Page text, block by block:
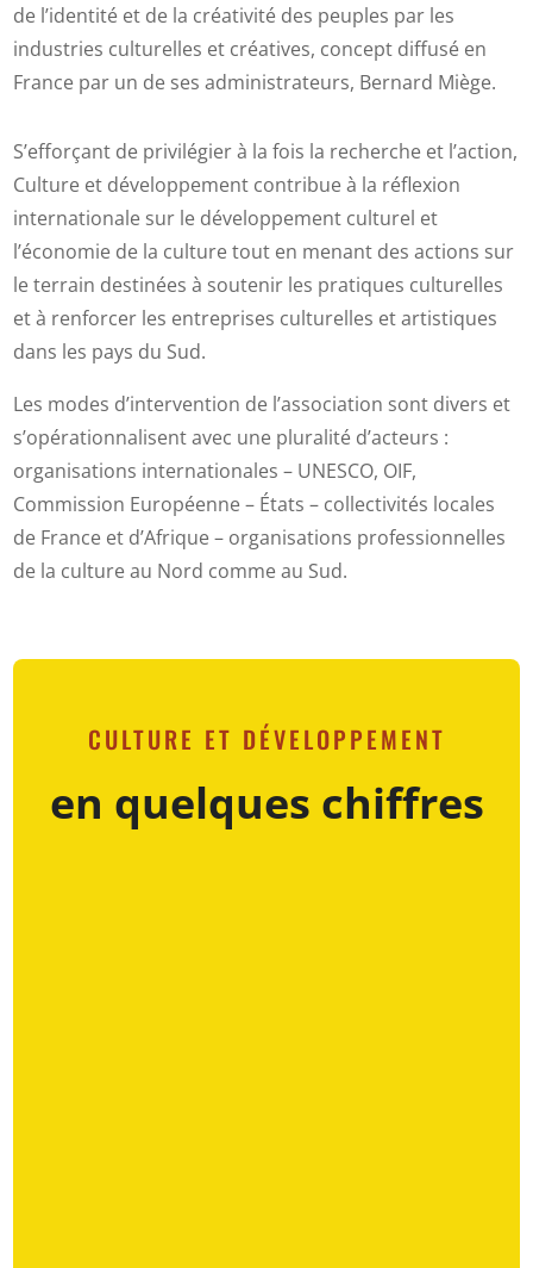
de l’identité et de la créativité des peuples par les
industries culturelles et créatives, concept diffusé en
France par un de ses administrateurs, Bernard Miège.
S’efforçant de privilégier à la fois la recherche et l’action,
Culture et développement contribue à la réflexion
internationale sur le développement culturel et
l’économie de la culture tout en menant des actions sur
le terrain destinées à soutenir les pratiques culturelles
et à renforcer les entreprises culturelles et artistiques
dans les pays du Sud.
Les modes d’intervention de l’association sont divers et
s’opérationnalisent avec une pluralité d’acteurs :
organisations internationales – UNESCO, OIF,
Commission Européenne – États – collectivités locales
de France et d’Afrique – organisations professionnelles
de la culture au Nord comme au Sud.
CULTURE ET DÉVELOPPEMENT
en quelques chiffres